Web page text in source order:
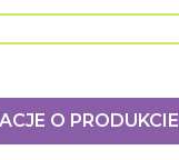
O PRODUKCIE